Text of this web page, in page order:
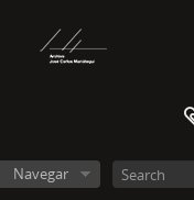
Navegar